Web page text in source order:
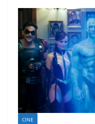
CINE